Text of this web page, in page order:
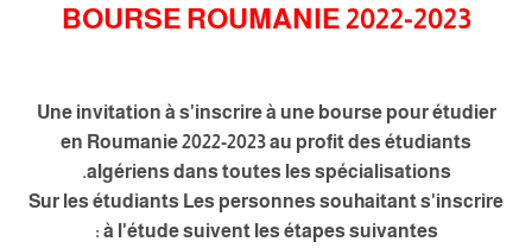
BOURSE ROUMANIE 2022-2023
Une invitation à s'inscrire à une bourse pour étudier
en Roumanie 2022-2023 au profit des étudiants
algériens dans toutes les spécialisations.
Sur les étudiants Les personnes souhaitant s'inscrire
à l'étude suivent les étapes suivantes :